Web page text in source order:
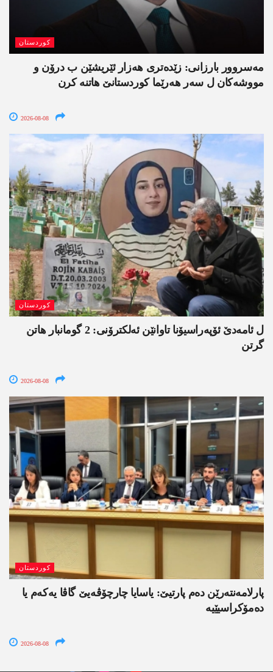
کوردستان
مەسروور بارزانی: زێدەتری ھەزار ئێریشێن ب درۆن و
مووشەکان ل سەر ھەرێما کوردستانێ ھاتنە کرن
2026-08-08
کوردستان
ل ئامەدێ ئۆپەراسیۆنا تاوانێن ئەلکترۆنی: 2 گومانبار ھاتن
گرتن
2026-08-08
کوردستان
پارلامەنتەرێن دەم پارتیێ: یاسایا چارچۆڤەیێ گاڤا یەکەم یا
دەمۆکراسیێیە
2026-08-08